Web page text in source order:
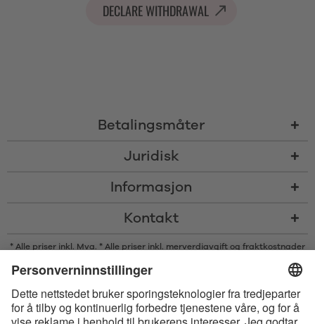
DECLARE WITHDRAWAL
Betalingsmåter
Juridisk
Informasjon
Kontakt
* Alle priser inkl. Mva. * Alle priser inkl. merverdiavgift og fraktkostnader
og om nødvendig avgifter med mindre annet er angitt
Bluetooth SIG, Inc., og enhver bruk av slike merker av Satisfyer GmbH
skjer på lisens.